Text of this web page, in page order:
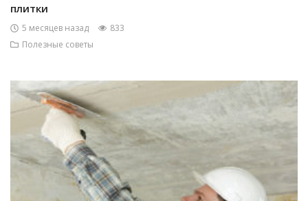
плитки
5 месяцев назад
833
Полезные советы